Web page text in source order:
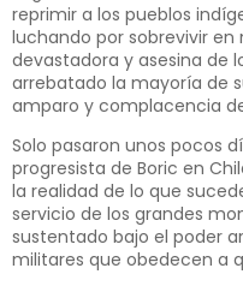
reprimir a los pueblos
luchando por sobrevivir
devastadora y asesina de
arrebatado la mayoría de
amparo y complacencia
Solo pasaron unos pocos
progresista de Boric en
la realidad de lo que
servicio de los grandes
sustentado bajo el poder
militares que obedecen a